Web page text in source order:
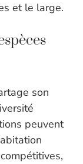
et le large.
son
peuvent